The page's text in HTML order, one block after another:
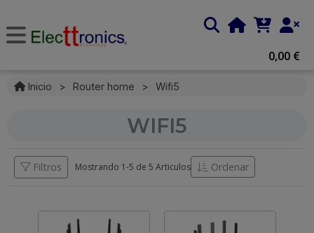
0,00 €
Inicio > Router home > Wifi5
WIFI5
Filtros Mostrando 1-5 de 5 Articulos Ordenar